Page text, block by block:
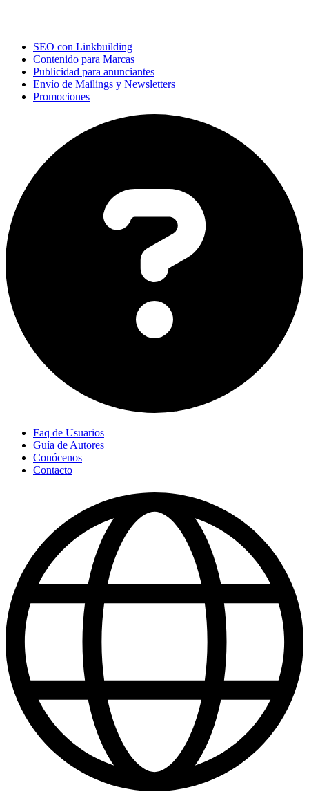
SEO con Linkbuilding
Contenido para Marcas
Publicidad para anunciantes
Envío de Mailings y Newsletters
Promociones
Faq de Usuarios
Guía de Autores
Conócenos
Contacto